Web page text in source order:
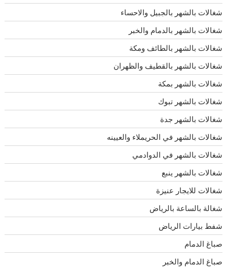
شغالات بالشهر بالجبيل والاحساء
شغالات بالشهر بالدمام والخبر
شغالات بالشهر بالطائف ومكة
شغالات بالشهر بالقطيف والظهران
شغالات بالشهر بمكة
شغالات بالشهر تبوك
شغالات بالشهر جدة
شغالات بالشهر في الحريملاء والعيينه
شغالات بالشهر في الدوادمي
شغالات بالشهر ينبع
شغالات للايجار عنيزة
شغالة بالساعة بالرياض
شفط بيارات الرياض
صباغ الدمام
صباغ الدمام والخبر